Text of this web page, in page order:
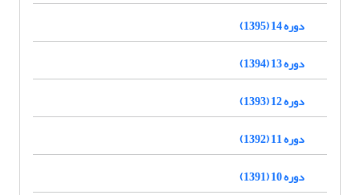
دوره 14 (1395)
دوره 13 (1394)
دوره 12 (1393)
دوره 11 (1392)
دوره 10 (1391)